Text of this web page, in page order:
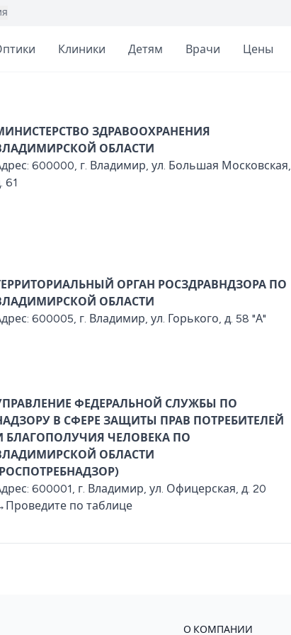
Клиники Детям Врачи Цены
ЗДРАВООХРАНЕНИЯ
ОБЛАСТИ
600000, г. Владимир, ул. Большая Московская,
61
ОРГАН РОСЗДРАВНДЗОРА ПО
ОБЛАСТИ
600005, г. Владимир, ул. Горького, д. 58 "А"
ФЕДЕРАЛЬНОЙ СЛУЖБЫ ПО
В СФЕРЕ ЗАЩИТЫ ПРАВ ПОТРЕБИТЕЛЕЙ
БЛАГОПОЛУЧИЯ ЧЕЛОВЕКА ПО
ОБЛАСТИ
600001, г. Владимир, ул. Офицерская, д. 20
Проведите по таблице
О КОМПАНИИ